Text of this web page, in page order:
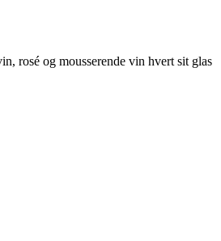
rosé og mousserende vin hvert sit glas